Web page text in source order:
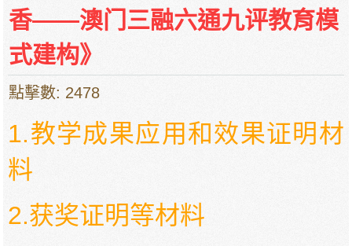
香——澳门三融六通九评教育模
式建构》
點擊數: 2478
1.教学成果应用和效果证明材
料
2.获奖证明等材料